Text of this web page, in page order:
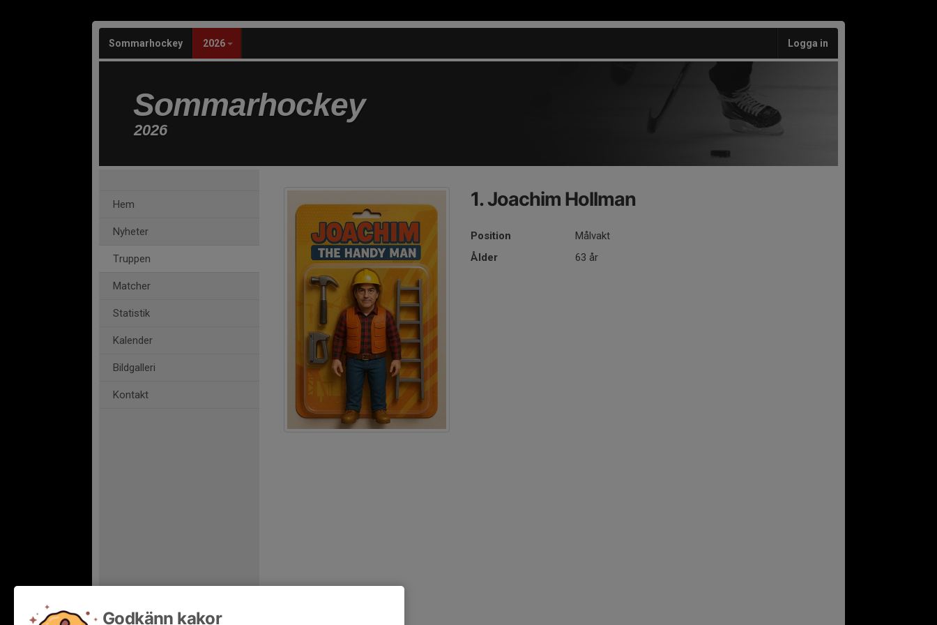
Sommarhockey 2026 Logga in
Sommarhockey
2026
Hem
Nyheter
Truppen
Matcher
Statistik
Kalender
Bildgalleri
Kontakt
1. Joachim Hollman
Position
Målvakt
Ålder
63 år
Godkänn kakor